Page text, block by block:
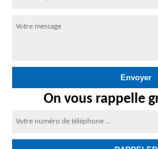
On vous rappelle